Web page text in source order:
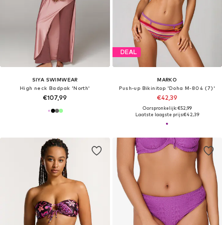
SIYA SWIMWEAR
High neck Badpak 'North'
€107,99
DEAL
MARKO
Push-up Bikinitop 'Doha M-804 (7)'
€42,39
Oorspronkelijk: €52,99
Laatste laagste prijs:€42,39